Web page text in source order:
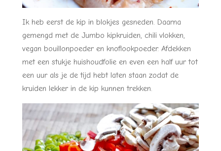
Ik heb eerst de kip in blokjes gesneden. Daarna
gemengd met de Jumbo kipkruiden, chili vlokken,
vegan bouillonpoeder en knoflookpoeder. Afdekken
met een stukje huishoudfolie en even een half uur tot
een uur als je de tijd hebt laten staan zodat de
kruiden lekker in de kip kunnen trekken.